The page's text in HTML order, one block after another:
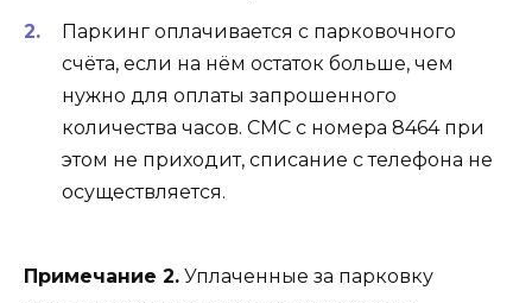
Паркинг оплачивается с парковочного
счёта, если на нём остаток больше, чем
нужно для оплаты запрошенного
количества часов. СМС с номера 8464 при
этом не приходит, списание с телефона не
осуществляется.
Примечание 2. Уплаченные за парковку